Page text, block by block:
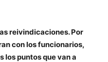
reivindicaciones. Por
con los funcionarios,
los puntos que van a